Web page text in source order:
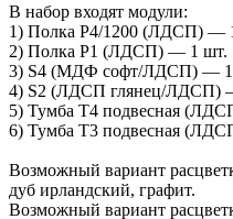
В набор входят модули:
1) Полка Р4/1200 (ЛДСП) —
2) Полка Р1 (ЛДСП) — 1 шт.
3) S4 (МДФ софт/ЛДСП) — 1
4) S2 (ЛДСП глянец/ЛДСП)
5) Тумба Т4 подвесная
6) Тумба Т3 подвесная
Возможный вариант
дуб ирландский, графит.
Возможный вариант